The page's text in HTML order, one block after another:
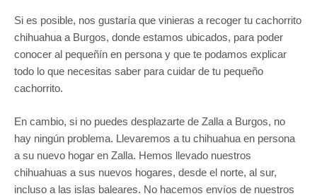
Si es posible, nos gustaría que vinieras a recoger tu cachorrito
chihuahua a Burgos, donde estamos ubicados, para poder
conocer al pequeñín en persona y que te podamos explicar
todo lo que necesitas saber para cuidar de tu pequeño
cachorrito.
En cambio, si no puedes desplazarte de Zalla a Burgos, no
hay ningún problema. Llevaremos a tu chihuahua en persona
a su nuevo hogar en Zalla. Hemos llevado nuestros
chihuahuas a sus nuevos hogares, desde el norte, al sur,
incluso a las islas baleares. No hacemos envíos de nuestros